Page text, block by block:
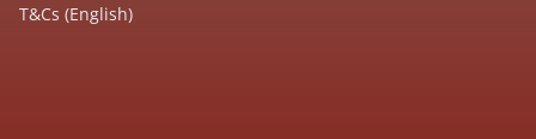
T&Cs (English)